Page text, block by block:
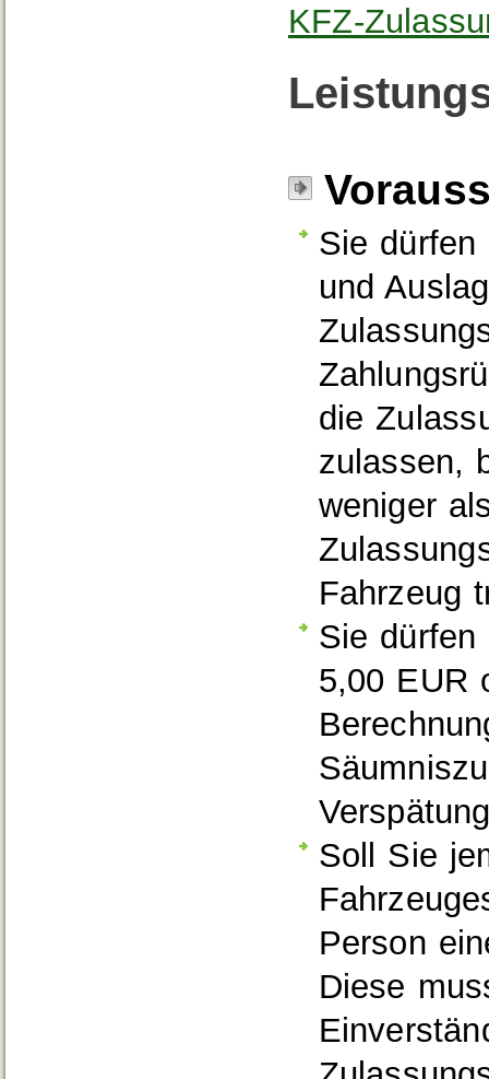
KFZ-
Sie dürfen
und
die Zulas
zulassen,
weniger
Zulas
Fahrzeug
Sie dürfen
5,00 EUR
Soll Sie
Person
Diese